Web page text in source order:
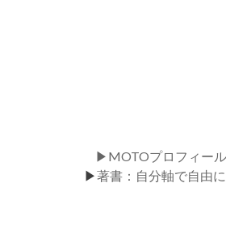
▶MOTOプロフィー
▶著書：自分軸で自由